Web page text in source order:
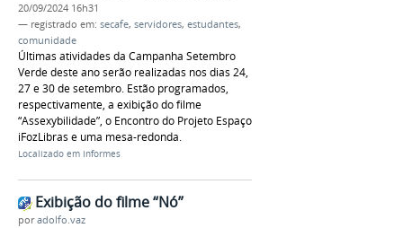
20/09/2024 16h31
— registrado em: secafe, servidores, estudantes,
comunidade
Últimas atividades da Campanha Setembro
Verde deste ano serão realizadas nos dias 24,
27 e 30 de setembro. Estão programados,
respectivamente, a exibição do filme
“Assexybilidade”, o Encontro do Projeto Espaço
iFozLibras e uma mesa-redonda.
Localizado em Informes
Exibição do filme “Nó”
poradolfo.vaz